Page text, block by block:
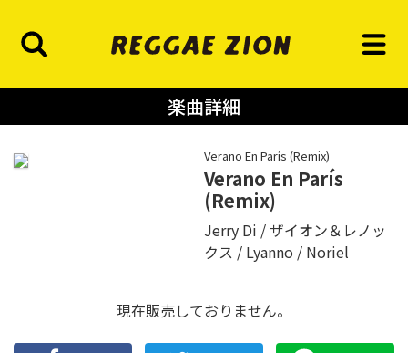
楽曲詳細
Verano En París (Remix)
Verano En París
(Remix)
Jerry Di
ザイオン＆レノッ
クス
Lyanno Noriel
現在販売しておりません。